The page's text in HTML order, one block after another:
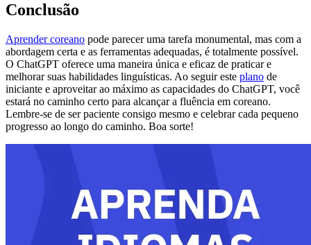
Conclusão
Aprender coreano pode parecer uma tarefa monumental, mas com a
abordagem certa e as ferramentas adequadas, é totalmente possível.
O ChatGPT oferece uma maneira única e eficaz de praticar e
melhorar suas habilidades linguísticas. Ao seguir este plano de
iniciante e aproveitar ao máximo as capacidades do ChatGPT, você
estará no caminho certo para alcançar a fluência em coreano.
Lembre-se de ser paciente consigo mesmo e celebrar cada pequeno
progresso ao longo do caminho. Boa sorte!